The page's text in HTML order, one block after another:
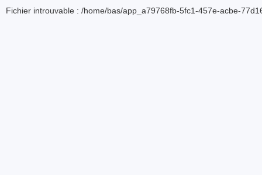
Fichier introuvable : /home/bas/app_a79768fb-5fc1-457e-acbe-